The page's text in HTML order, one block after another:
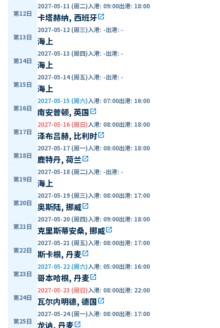
第12日
2027-05-11 (周二)入港: 09:00出港: 18:00
卡塔赫纳, 西班牙open_in_new
第13日
2027-05-12 (周三)入港: -出港: -
海上
第14日
2027-05-13 (周四)入港: -出港: -
海上
第15日
2027-05-14 (周五)入港: -出港: -
海上
第16日
2027-05-15 (周六)入港: 07:00出港: 16:00
南安普顿, 英国open_in_new
第17日
2027-05-16 (周日)入港: 08:00出港: 18:00
泽布吕赫, 比利时open_in_new
第18日
2027-05-17 (周一)入港: 08:00出港: 18:00
鹿特丹, 荷兰open_in_new
第19日
2027-05-18 (周二)入港: -出港: -
海上
第20日
2027-05-19 (周三)入港: 08:00出港: 17:00
奥斯陆, 挪威open_in_new
第21日
2027-05-20 (周四)入港: 09:00出港: 18:00
克里斯蒂安桑, 挪威open_in_new
第22日
2027-05-21 (周五)入港: 08:00出港: 17:00
斯卡根, 丹麦open_in_new
第23日
2027-05-22 (周六)入港: 05:00出港: 16:00
哥本哈根, 丹麦open_in_new
第24日
2027-05-23 (周日)入港: 08:00出港: 22:00
瓦尔内明德, 德国open_in_new
第25日
2027-05-24 (周一)入港: 08:00出港: 17:00
龙讷, 丹麦open_in_new